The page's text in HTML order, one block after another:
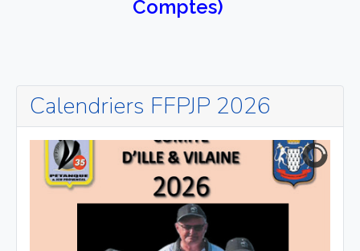
Comptes)
Calendriers FFPJP 2026